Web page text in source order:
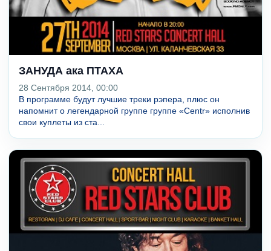
ЗАНУДА ака ПТАХА
28 Сентября 2014, 00:00
В программе будут лучшие треки рэпера, плюс он
напомнит о легендарной группе группе «Centr» исполнив
свои куплеты из ста...